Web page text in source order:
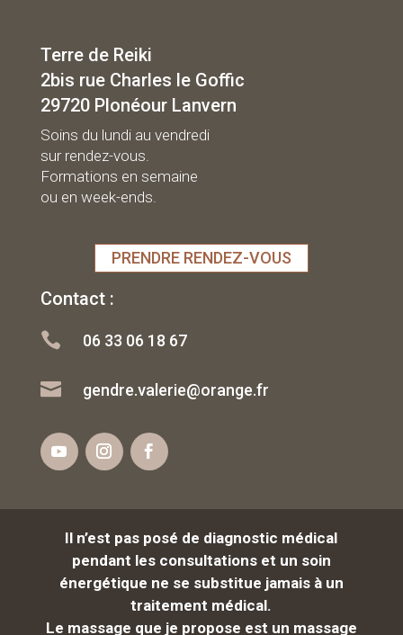
Terre de Reiki
2bis rue Charles le Goffic
29720 Plonéour Lanvern
Soins du lundi au vendredi
sur rendez-vous.
Formations en semaine
ou en week-ends.
PRENDRE RENDEZ-VOUS
Contact :
 06 33 06 18 67
 gendre.valerie@orange.fr
Il n’est pas posé de diagnostic médical
pendant les consultations et un soin
énergétique ne se substitue jamais à un
traitement médical.
Le massage que je propose est un massage